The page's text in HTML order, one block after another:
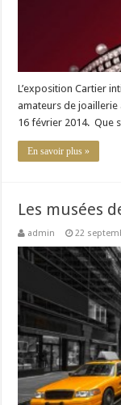
L’exposition Cartier
amateurs de joaillerie
16 février 2014. Que
En savoir plus »
Les musées
admin 22